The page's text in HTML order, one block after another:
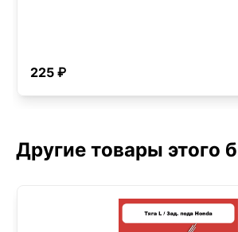
225 ₽
Другие товары этого